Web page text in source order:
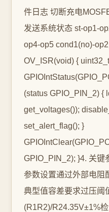
件日志 切断充电
发送系统状态 st-op1-
op4-op5 cond1(no)-
OV_ISR(void) {
(status GPIO_PIN_2) {
get_voltages());
set_alert_flag(); }
GPIO_PIN_2); }4. 关键
参数设置通过外部电阻
典型值容差要求过压阈
(R1R2)/R24.35V±1%